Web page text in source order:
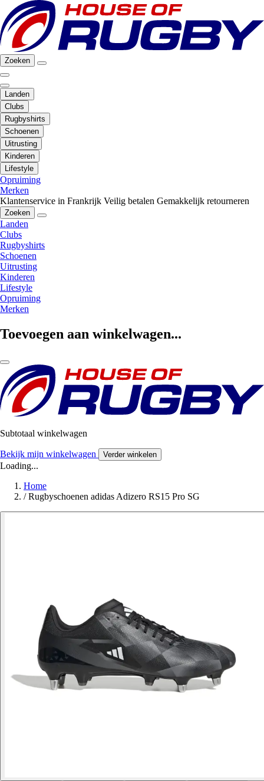
Zoeken
Landen
Clubs
Rugbyshirts
Schoenen
Uitrusting
Kinderen
Lifestyle
Opruiming
Merken
Klantenservice in Frankrijk Veilig betalen Gemakkelijk retourneren
Zoeken
Landen
Clubs
Rugbyshirts
Schoenen
Uitrusting
Kinderen
Lifestyle
Opruiming
Merken
Toevoegen aan winkelwagen...
Subtotaal winkelwagen
Bekijk mijn winkelwagen Verder winkelen
Loading...
Home
/ Rugbyschoenen adidas Adizero RS15 Pro SG